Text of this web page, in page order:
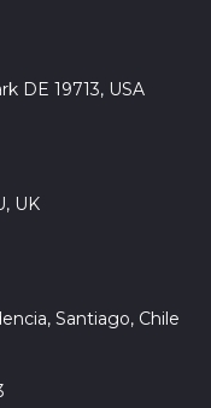
DE 19713, USA
UK
Santiago, Chile